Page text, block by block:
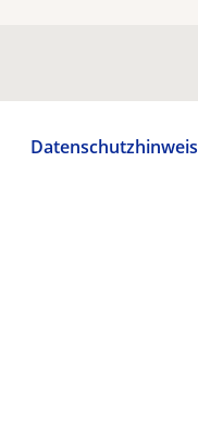
Datenschutzhinweis